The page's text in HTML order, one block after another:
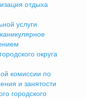
отдыха
услуги
округа
комиссии по
и занятости
городского